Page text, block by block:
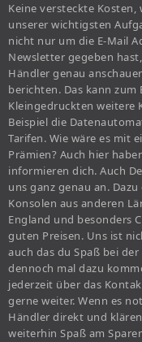
Keine versteckte
unserer wichtigsten
nicht nur um die E-Mail
Newsletter gegeben
Händler genau
berichten. Das kann
Kleingedruckten weitere
Beispiel die
Tarifen. Wie wäre es mit
Prämien? Auch hier
informieren dich. Auch
uns ganz genau an.
Konsolen aus anderen
England und besonders
guten Preisen. Uns ist
auch das du Spaß bei
dennoch mal dazu
jederzeit über das
gerne weiter. Wenn es
Händler direkt und
weiterhin Spaß am